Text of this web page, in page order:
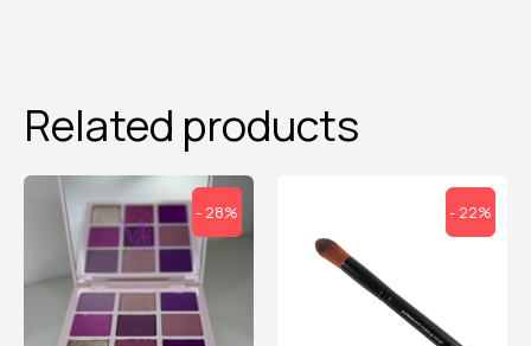
Related products
- 28% - 22%